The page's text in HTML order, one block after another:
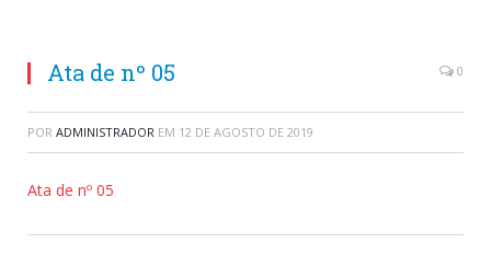
Ata de nº 05 0
POR ADMINISTRADOR EM 12 DE AGOSTO DE 2019
Ata de nº 05